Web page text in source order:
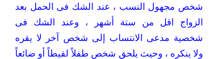
شخص مجهول النسب ، عند الشك فى الحمل بعد
الزواج اقل من ستة أشهر ، وعند الشك فى
شخصية مدعى الانتساب إلى شخص آخر لا يقره
ولا ينكره ، وحيث يلحق شخص طفلاً لقيطاً أو ضائعاً